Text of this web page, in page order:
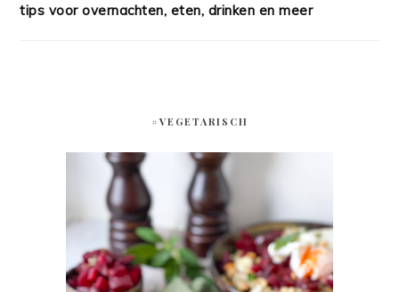
tips voor overnachten, eten, drinken en meer
#VEGETARISCH